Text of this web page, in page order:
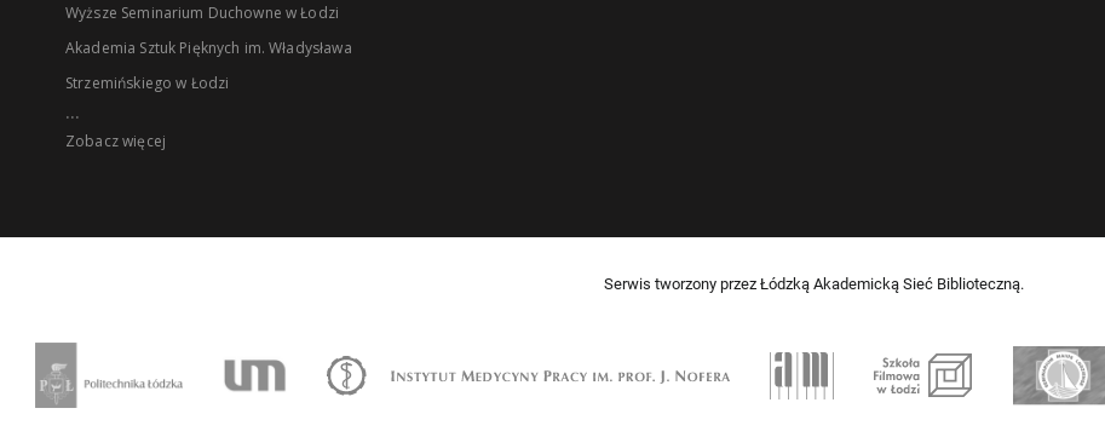
Wyższe Seminarium Duchowne w Łodzi
Akademia Sztuk Pięknych im. Władysława
Strzemińskiego w Łodzi
...
Zobacz więcej
Serwis tworzony przez Łódzką Akademicką Sieć Biblioteczną.